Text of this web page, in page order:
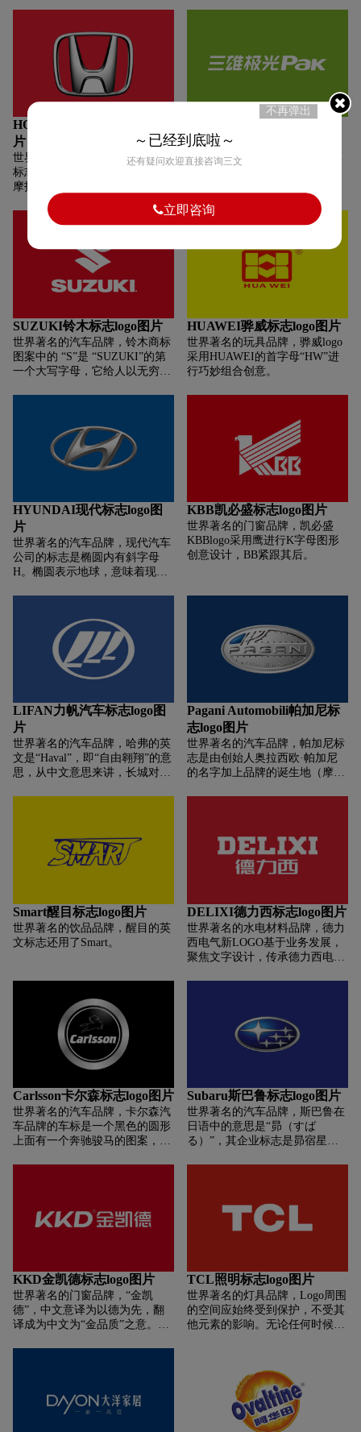
完美汽车”。Acura的中文名称
向上。
HONDA本田汽车标志logo图
片
世界著名的汽车品牌，本田汽车
标志的“H”是“本田”汽车和“本田”
摩托车的图形商标，是“本田”日
文拼音“HONDA”的第一个大写
字母。本田汽车商标中的字母
写，在这两个字母上有鹰的翅
膀，象征着“飞跃的本田的技术
和本田公司前途无量”。
世界著名的灯具品牌，全新
LOGO在传承的基础上做了细致
优化，保留高识别性的“三雄极
设计，更加圆润、现代化。发布
会现场也首次对“Pak”寓意进行
释义：Professional（专业）、
Kingdom（王国）的缩写，显示
了三雄极光在照明行业的称霸雄
SUZUKI铃木标志logo图片
世界著名的汽车品牌，铃木商标
图案中的 “S”是 “SUZUKI”的第
一个大写字母，它给人以无穷力
产品的客户提供优质服务。
HUAWEI骅威标志logo图片
世界著名的玩具品牌，骅威logo
采用HUAWEI的首字母“HW”进
行巧妙组合创意。
HYUNDAI现代标志logo图
片
世界著名的汽车品牌，现代汽车
公司的标志是椭圆内有斜字母
H。椭圆表示地球，意味着现代
的首个字母，同时又是两个人握
手的形象化艺术表现，代表现代
汽车公司与客户之间互相信任与
支持！椭圆既代表汽车方向盘，
现代汽车遍布世界。
KBB凯必盛标志logo图片
世界著名的门窗品牌，凯必盛
KBBlogo采用鹰进行K字母图形
创意设计，BB紧跟其后。
LIFAN力帆汽车标志logo图
片
世界著名的汽车品牌，哈弗的英
文是“Haval”，即“自由翱翔”的意
思，从中文意思来讲，长城对这
Pagani Automobili帕加尼标
志logo图片
世界著名的汽车品牌，帕加尼标
志是由创始人奥拉西欧·帕加尼
的名字加上品牌的诞生地（摩德
Smart醒目标志logo图片
世界著名的饮品品牌，醒目的英
文标志还用了Smart。
DELIXI德力西标志logo图片
世界著名的水电材料品牌，德力
西电气新LOGO基于业务发展，
聚焦文字设计，传承德力西电气
店、网站等全面上线，以全新面
貌迎接消费者。此次品牌升级，
德力西电气将从“新”出发，也从
与关怀，以更广阔、更全局的视
角服务于全球客户和消费者，以
可持续的发展赋能客户和市场，
推动中国低压电气行业转型升
级，努力成长为中国制造引领全
Carlsson卡尔森标志logo图片
世界著名的汽车品牌，卡尔森汽
车品牌的车标是一个黑色的圆形
上面有一个奔驰骏马的图案，此
Subaru斯巴鲁标志logo图片
世界著名的汽车品牌，斯巴鲁在
日语中的意思是“昴（すば
る）”，其企业标志是昴宿星团
司一起组成了现今的斯巴鲁。
KKD金凯德标志logo图片
世界著名的门窗品牌，“金凯
德”，中文意译为以德为先，翻
译成为中文为“金品质”之意。
TCL照明标志logo图片
世界著名的灯具品牌，Logo周围
的空间应始终受到保护，不受其
他元素的影响。无论任何时候使
和影响力。任何类型的图形元素
都不应侵入该区域。关于留白的
尺寸，请从Logo文本中提取大写
字母 “T” 一半的高度，并从底部
不再弹出
～已经到底啦～
还有疑问欢迎直接咨询三文
立即咨询